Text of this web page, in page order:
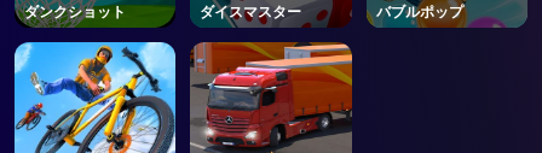
ダンクショット ダイスマスター バブルポップ